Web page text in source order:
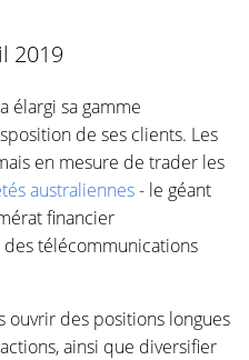
2019
élargi sa gamme
de ses clients. Les
en mesure de trader les
australiennes- le géant
financier
des télécommunications
ouvrir des positions longues
ainsi que diversifier